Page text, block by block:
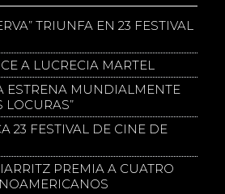
TRIUNFA EN 23 FESTIVAL
A LUCRECIA MARTEL
ESTRENA MUNDIALMENTE
LOCURAS”
23 FESTIVAL DE CINE DE
PREMIA A CUATRO